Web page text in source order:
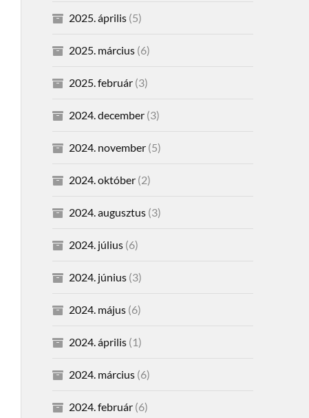
2025. április(5)
2025. március(6)
2025. február(3)
2024. december(3)
2024. november(5)
2024. október(2)
2024. augusztus(3)
2024. július(6)
2024. június(3)
2024. május(6)
2024. április(1)
2024. március(6)
2024. február(6)